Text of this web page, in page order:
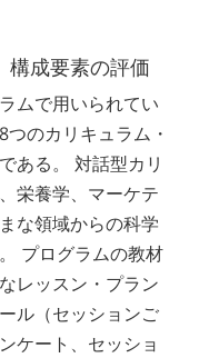
構成要素の評価
ムで用いられてい
のカリキュラム・
ある。 対話型カリ
栄養学、マーケテ
な領域からの科学
プログラムの教材
レッスン・プラン
ル（セッションご
ケート、セッショ